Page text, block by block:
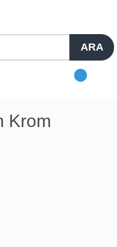
ARA
Krom